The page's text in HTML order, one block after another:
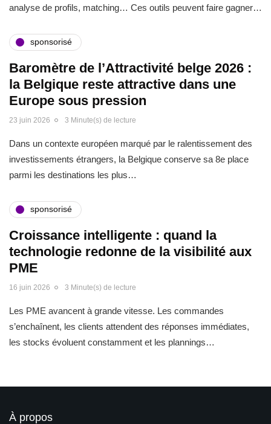
analyse de profils, matching… Ces outils peuvent faire gagner…
sponsorisé
Baromètre de l’Attractivité belge 2026 :
la Belgique reste attractive dans une
Europe sous pression
23 juin 2026 3 Minute(s) de lecture
Dans un contexte européen marqué par le ralentissement des
investissements étrangers, la Belgique conserve sa 8e place
parmi les destinations les plus…
sponsorisé
Croissance intelligente : quand la
technologie redonne de la visibilité aux
PME
16 juin 2026 3 Minute(s) de lecture
Les PME avancent à grande vitesse. Les commandes
s’enchaînent, les clients attendent des réponses immédiates,
les stocks évoluent constamment et les plannings…
À propos